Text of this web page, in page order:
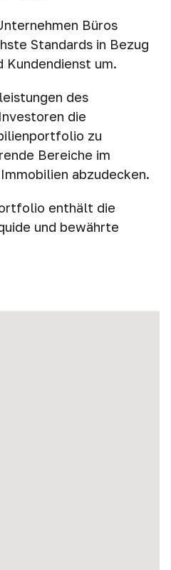
Büros
Standards in Bezug
Kundendienst um.
des
die
zu
Bereiche im
abzudecken.
enthält die
und bewährte